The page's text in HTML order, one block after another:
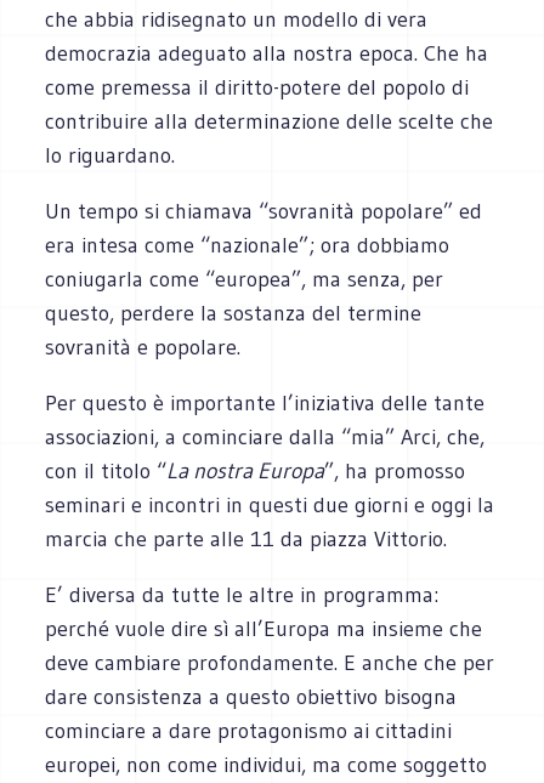
che abbia ridisegnato un modello di vera
democrazia adeguato alla nostra epoca. Che ha
come premessa il diritto-potere del popolo di
contribuire alla determinazione delle scelte che
lo riguardano.
Un tempo si chiamava “sovranità popolare” ed
era intesa come “nazionale”; ora dobbiamo
coniugarla come “europea”, ma senza, per
questo, perdere la sostanza del termine
sovranità e popolare.
Per questo è importante l’iniziativa delle tante
associazioni, a cominciare dalla “mia” Arci, che,
con il titolo “La nostra Europa”, ha promosso
seminari e incontri in questi due giorni e oggi la
marcia che parte alle 11 da piazza Vittorio.
E’ diversa da tutte le altre in programma:
perché vuole dire sì all’Europa ma insieme che
deve cambiare profondamente. E anche che per
dare consistenza a questo obiettivo bisogna
cominciare a dare protagonismo ai cittadini
europei, non come individui, ma come soggetto